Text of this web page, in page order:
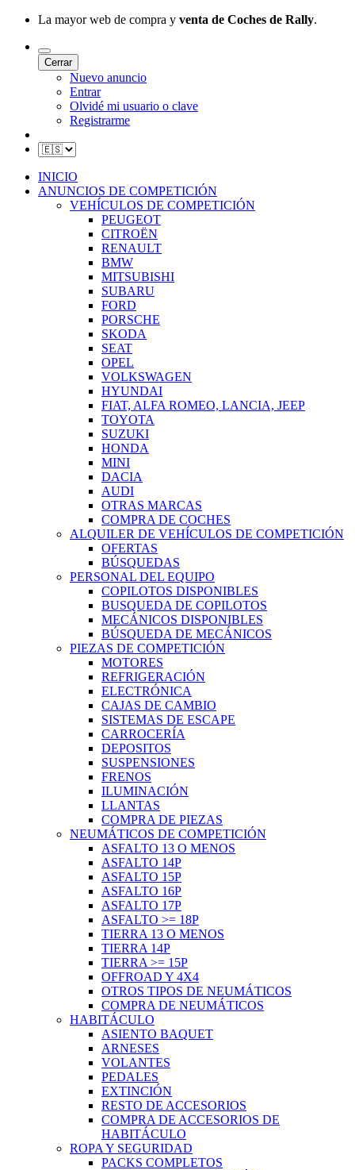
La mayor web de compra y venta de Coches de Rally.
Cerrar
Nuevo anuncio
Entrar
Olvidé mi usuario o clave
Registrarme
INICIO
ANUNCIOS DE COMPETICIÓN
VEHÍCULOS DE COMPETICIÓN
PEUGEOT
CITROËN
RENAULT
BMW
MITSUBISHI
SUBARU
FORD
PORSCHE
SKODA
SEAT
OPEL
VOLKSWAGEN
HYUNDAI
FIAT, ALFA ROMEO, LANCIA, JEEP
TOYOTA
SUZUKI
HONDA
MINI
DACIA
AUDI
OTRAS MARCAS
COMPRA DE COCHES
ALQUILER DE VEHÍCULOS DE COMPETICIÓN
OFERTAS
BÚSQUEDAS
PERSONAL DEL EQUIPO
COPILOTOS DISPONIBLES
BUSQUEDA DE COPILOTOS
MECÁNICOS DISPONIBLES
BÚSQUEDA DE MECÁNICOS
PIEZAS DE COMPETICIÓN
MOTORES
REFRIGERACIÓN
ELECTRÓNICA
CAJAS DE CAMBIO
SISTEMAS DE ESCAPE
CARROCERÍA
DEPOSITOS
SUSPENSIONES
FRENOS
ILUMINACIÓN
LLANTAS
COMPRA DE PIEZAS
NEUMÁTICOS DE COMPETICIÓN
ASFALTO 13 O MENOS
ASFALTO 14P
ASFALTO 15P
ASFALTO 16P
ASFALTO 17P
ASFALTO >= 18P
TIERRA 13 O MENOS
TIERRA 14P
TIERRA >= 15P
OFFROAD Y 4X4
OTROS TIPOS DE NEUMÁTICOS
COMPRA DE NEUMÁTICOS
HABITÁCULO
ASIENTO BAQUET
ARNESES
VOLANTES
PEDALES
EXTINCIÓN
RESTO DE ACCESORIOS
COMPRA DE ACCESORIOS DE
HABITÁCULO
ROPA Y SEGURIDAD
PACKS COMPLETOS